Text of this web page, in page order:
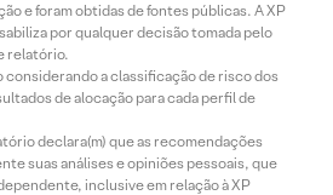
e foram obtidas de fontes públicas. A XP
por qualquer decisão tomada pelo
relatório.
a classificação de risco dos
de alocação para cada perfil de
declara(m) que as recomendações
suas análises e opiniões pessoais, que
inclusive em relação à XP